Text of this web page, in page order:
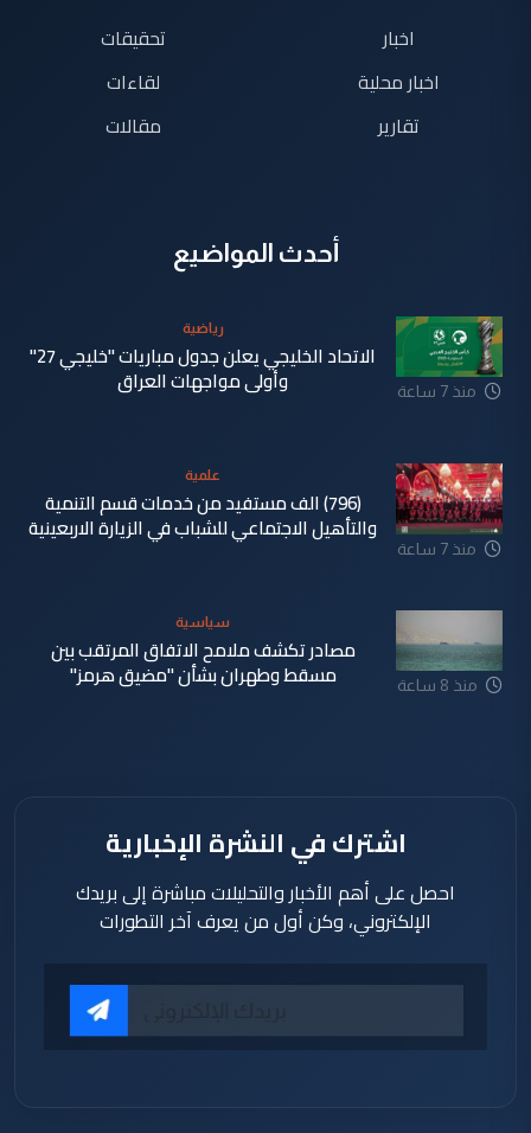
اخبار
اخبار محلية
تقارير
تحقيقات
لقاءات
مقالات
أحدث المواضيع
منذ 7 ساعة
رياضية
الاتحاد الخليجي يعلن جدول مباريات "خليجي 27"
وأولى مواجهات العراق
منذ 7 ساعة
علمية
(796) الف مستفيد من خدمات قسم التنمية
والتأهيل الاجتماعي للشباب في الزيارة الاربعينية
منذ 8 ساعة
سياسية
مصادر تكشف ملامح الاتفاق المرتقب بين
مسقط وطهران بشأن "مضيق هرمز"
اشترك في النشرة الإخبارية
احصل على أهم الأخبار والتحليلات مباشرة إلى بريدك
الإلكتروني، وكن أول من يعرف آخر التطورات